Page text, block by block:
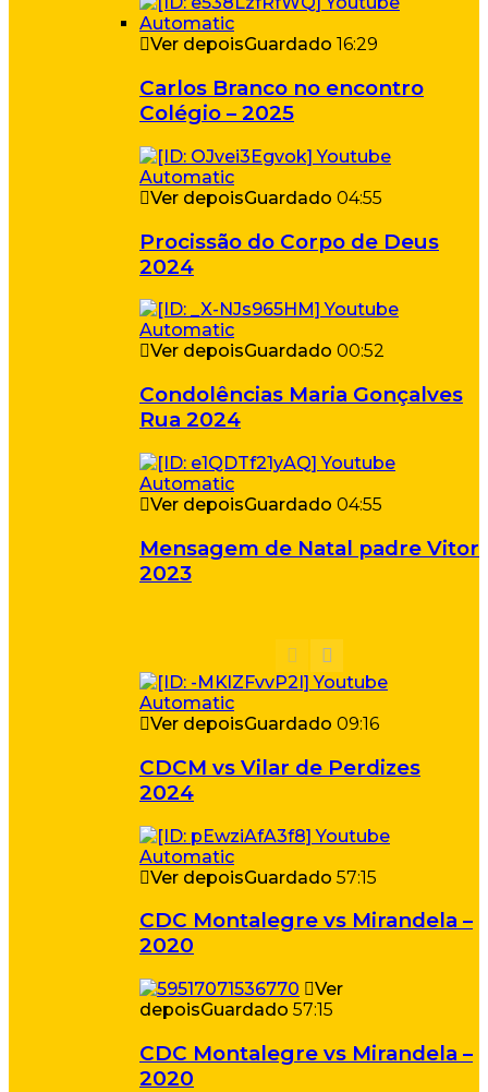
Ver depoisGuardado 16:29
Carlos Branco no encontro
Colégio – 2025
Ver depoisGuardado 04:55
Procissão do Corpo de Deus
2024
Ver depoisGuardado 00:52
Condolências Maria Gonçalves
Rua 2024
Ver depoisGuardado 04:55
Mensagem de Natal padre Vitor
2023
Ver depoisGuardado 09:16
CDCM vs Vilar de Perdizes
2024
Ver depoisGuardado 57:15
CDC Montalegre vs Mirandela –
2020
Ver
depoisGuardado 57:15
CDC Montalegre vs Mirandela –
2020